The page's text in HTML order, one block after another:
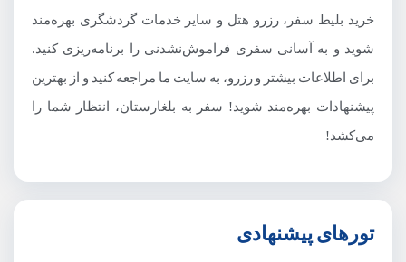
خرید بلیط سفر، رزرو هتل و سایر خدمات گردشگری بهره‌مند
شوید و به آسانی سفری فراموش‌نشدنی را برنامه‌ریزی کنید.
برای اطلاعات بیشتر و رزرو، به سایت ما مراجعه کنید و از بهترین
پیشنهادات بهره‌مند شوید! سفر به بلغارستان، انتظار شما را
می‌کشد!
تورهای پیشنهادی